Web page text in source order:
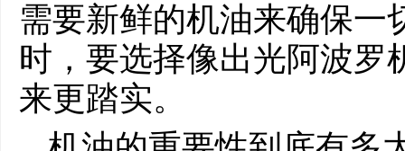
需要新鲜的机油来确保一
时，要选择像出光阿波罗
来更踏实。